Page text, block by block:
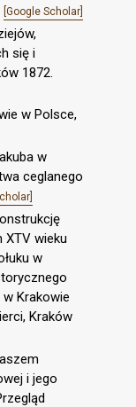
[Google Scholar]
się i
1872.
w Polsce,
w
ceglanego
XTV wieku
w
Krakowie
Kraków
i jego